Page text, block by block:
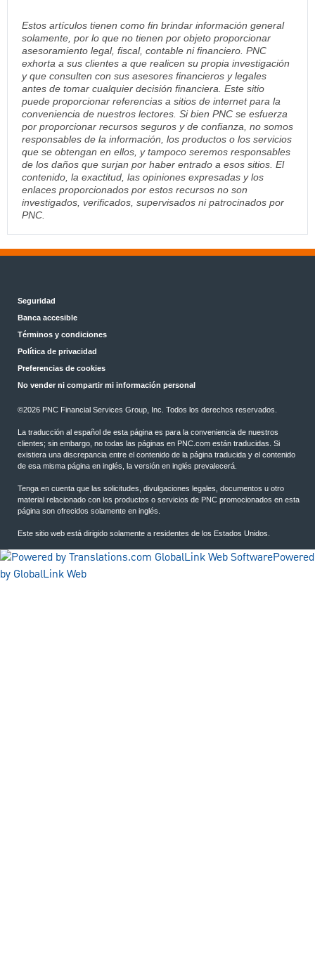
Estos artículos tienen como fin brindar información general
solamente, por lo que no tienen por objeto proporcionar
asesoramiento legal, fiscal, contable ni financiero. PNC
exhorta a sus clientes a que realicen su propia investigación
y que consulten con sus asesores financieros y legales
antes de tomar cualquier decisión financiera. Este sitio
puede proporcionar referencias a sitios de internet para la
conveniencia de nuestros lectores. Si bien PNC se esfuerza
por proporcionar recursos seguros y de confianza, no somos
responsables de la información, los productos o los servicios
que se obtengan en ellos, y tampoco seremos responsables
de los daños que surjan por haber entrado a esos sitios. El
contenido, la exactitud, las opiniones expresadas y los
enlaces proporcionados por estos recursos no son
investigados, verificados, supervisados ni patrocinados por
PNC.
Seguridad
Banca accesible
Términos y condiciones
Política de privacidad
Preferencias de cookies
No vender ni compartir mi información personal
©2026 PNC Financial Services Group, Inc. Todos los derechos reservados.
La traducción al español de esta página es para la conveniencia de nuestros
clientes; sin embargo, no todas las páginas en PNC.com están traducidas. Si
existiera una discrepancia entre el contenido de la página traducida y el contenido
de esa misma página en inglés, la versión en inglés prevalecerá.
Tenga en cuenta que las solicitudes, divulgaciones legales, documentos u otro
material relacionado con los productos o servicios de PNC promocionados en esta
página son ofrecidos solamente en inglés.
Este sitio web está dirigido solamente a residentes de los Estados Unidos.
Powered
by GlobalLink Web